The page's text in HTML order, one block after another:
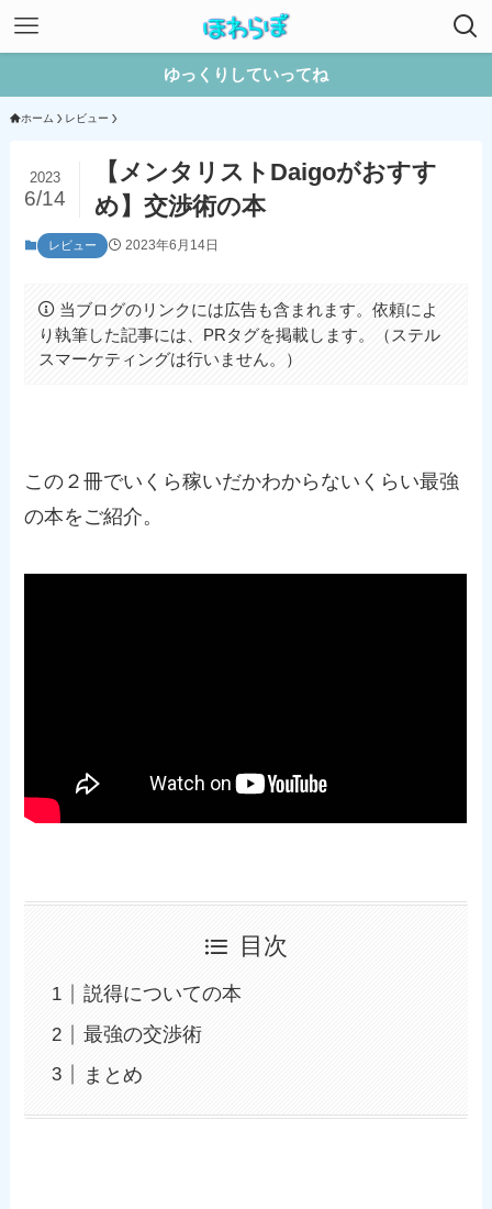
ゆっくりしていってね
ホーム レビュー
【メンタリストDaigoがおすす
め】交渉術の本
2023
6/14
レビュー 2023年6月14日
当ブログのリンクには広告も含まれます。依頼によ
り執筆した記事には、PRタグを掲載します。（ステル
スマーケティングは行いません。）
この２冊でいくら稼いだかわからないくらい最強
の本をご紹介。
目次
説得についての本
最強の交渉術
まとめ